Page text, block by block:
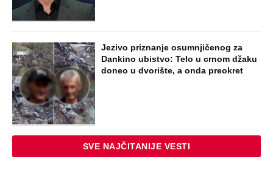
Jezivo priznanje osumnjičenog za
Dankino ubistvo: Telo u crnom džaku
doneo u dvorište, a onda preokret
SVE NAJČITANIJE VESTI